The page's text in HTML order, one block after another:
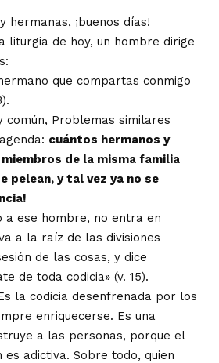
hermanas, ¡buenos días!
liturgia de hoy, un hombre dirige
que compartas conmigo
común, Problemas similares
cuántos hermanos y
de la misma familia
pelean, y tal vez ya no se
a ese hombre, no entra en
a la raíz de las divisiones
de las cosas, y dice
de toda codicia» (v. 15).
la codicia desenfrenada por los
enriquecerse. Es una
a las personas, porque el
adictiva. Sobre todo, quien